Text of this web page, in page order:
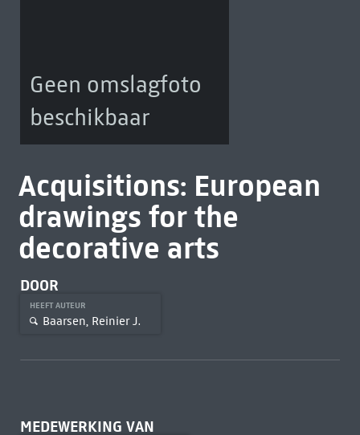
Geen omslagfoto
beschikbaar
Acquisitions: European
drawings for the
decorative arts
DOOR
HEEFT AUTEUR
Baarsen, Reinier J.
MEDEWERKING VAN